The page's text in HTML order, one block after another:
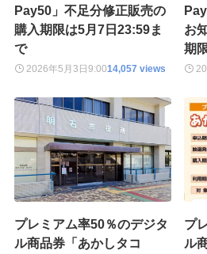
Pay50」不足分修正販売の
購入期限は5月7日23:59ま
で
2026年5月3日 9:0014,057 views
お
期
プレミアム率50％のデジタ
ル商品券「あかしタコ
プ
ル